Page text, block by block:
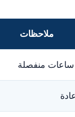
ملاحظات
منفصلة